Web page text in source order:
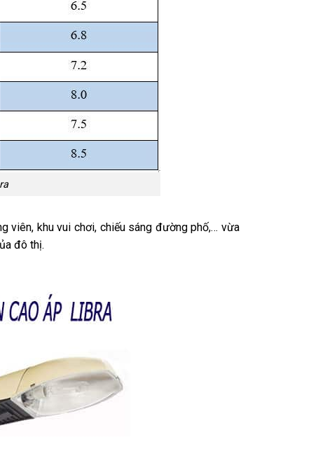
viên, khu vui chơi, chiếu sáng đường phố,… vừa
đô thị.